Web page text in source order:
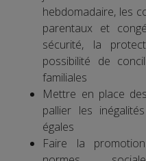
hebdomadaire, les
parentaux et
sécurité, la
possibilité de
familiales
Mettre en place
pallier les
égales
Faire la